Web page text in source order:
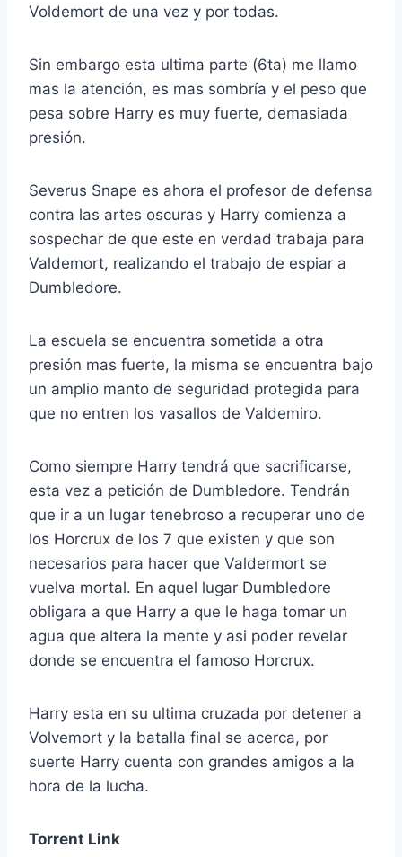
Voldemort de una vez y por todas.
Sin embargo esta ultima parte (6ta) me llamo
mas la atención, es mas sombría y el peso que
pesa sobre Harry es muy fuerte, demasiada
presión.
Severus Snape es ahora el profesor de defensa
contra las artes oscuras y Harry comienza a
sospechar de que este en verdad trabaja para
Valdemort, realizando el trabajo de espiar a
Dumbledore.
La escuela se encuentra sometida a otra
presión mas fuerte, la misma se encuentra bajo
un amplio manto de seguridad protegida para
que no entren los vasallos de Valdemiro.
Como siempre Harry tendrá que sacrificarse,
esta vez a petición de Dumbledore. Tendrán
que ir a un lugar tenebroso a recuperar uno de
los Horcrux de los 7 que existen y que son
necesarios para hacer que Valdermort se
vuelva mortal. En aquel lugar Dumbledore
obligara a que Harry a que le haga tomar un
agua que altera la mente y asi poder revelar
donde se encuentra el famoso Horcrux.
Harry esta en su ultima cruzada por detener a
Volvemort y la batalla final se acerca, por
suerte Harry cuenta con grandes amigos a la
hora de la lucha.
Torrent Link